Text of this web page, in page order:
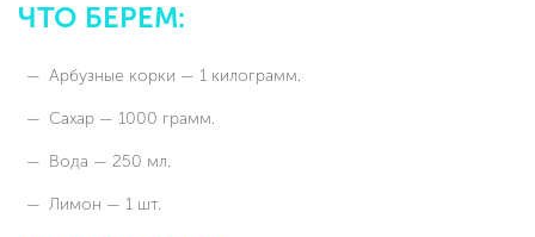
ЧТО БЕРЕМ:
Арбузные корки — 1 килограмм.
Сахар — 1000 грамм.
Вода — 250 мл.
Лимон — 1 шт.